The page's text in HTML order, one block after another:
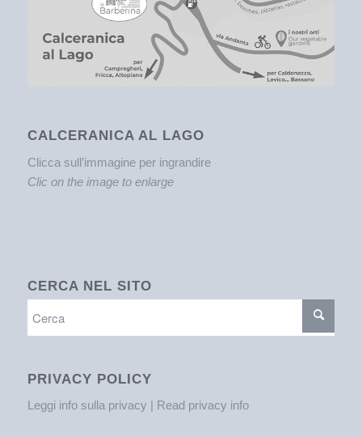
CALCERANICA AL LAGO
Clicca sull’immagine per ingrandire
Clic on the image to enlarge
CERCA NEL SITO
PRIVACY POLICY
Leggi info sulla privacy | Read privacy info